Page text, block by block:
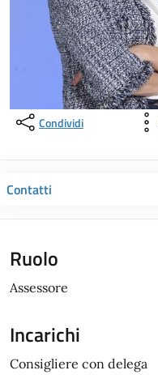
Condividi
Contatti
Ruolo
Assessore
Incarichi
Consigliere con delega